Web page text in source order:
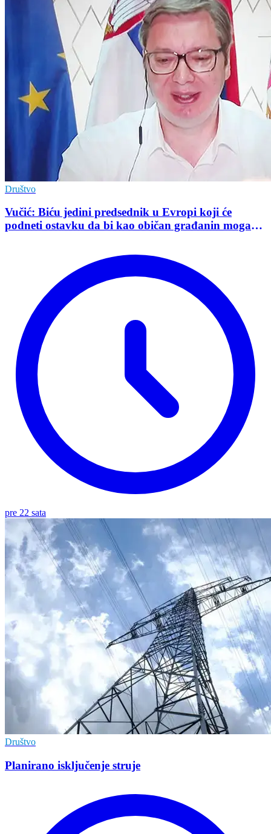
Društvo
Vučić: Biću jedini predsednik u Evropi koji će
podneti ostavku da bi kao običan građanin mogao
pre 22 sata
Društvo
Planirano isključenje struje